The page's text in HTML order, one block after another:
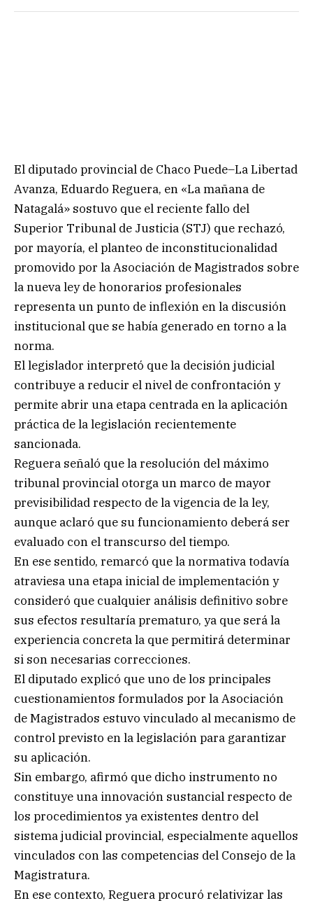
El diputado provincial de Chaco Puede–La Libertad
Avanza, Eduardo Reguera, en «La mañana de
Natagalá» sostuvo que el reciente fallo del
Superior Tribunal de Justicia (STJ) que rechazó,
por mayoría, el planteo de inconstitucionalidad
promovido por la Asociación de Magistrados sobre
la nueva ley de honorarios profesionales
representa un punto de inflexión en la discusión
institucional que se había generado en torno a la
norma.
El legislador interpretó que la decisión judicial
contribuye a reducir el nivel de confrontación y
permite abrir una etapa centrada en la aplicación
práctica de la legislación recientemente
sancionada.
Reguera señaló que la resolución del máximo
tribunal provincial otorga un marco de mayor
previsibilidad respecto de la vigencia de la ley,
aunque aclaró que su funcionamiento deberá ser
evaluado con el transcurso del tiempo.
En ese sentido, remarcó que la normativa todavía
atraviesa una etapa inicial de implementación y
consideró que cualquier análisis definitivo sobre
sus efectos resultaría prematuro, ya que será la
experiencia concreta la que permitirá determinar
si son necesarias correcciones.
El diputado explicó que uno de los principales
cuestionamientos formulados por la Asociación
de Magistrados estuvo vinculado al mecanismo de
control previsto en la legislación para garantizar
su aplicación.
Sin embargo, afirmó que dicho instrumento no
constituye una innovación sustancial respecto de
los procedimientos ya existentes dentro del
sistema judicial provincial, especialmente aquellos
vinculados con las competencias del Consejo de la
Magistratura.
En ese contexto, Reguera procuró relativizar las